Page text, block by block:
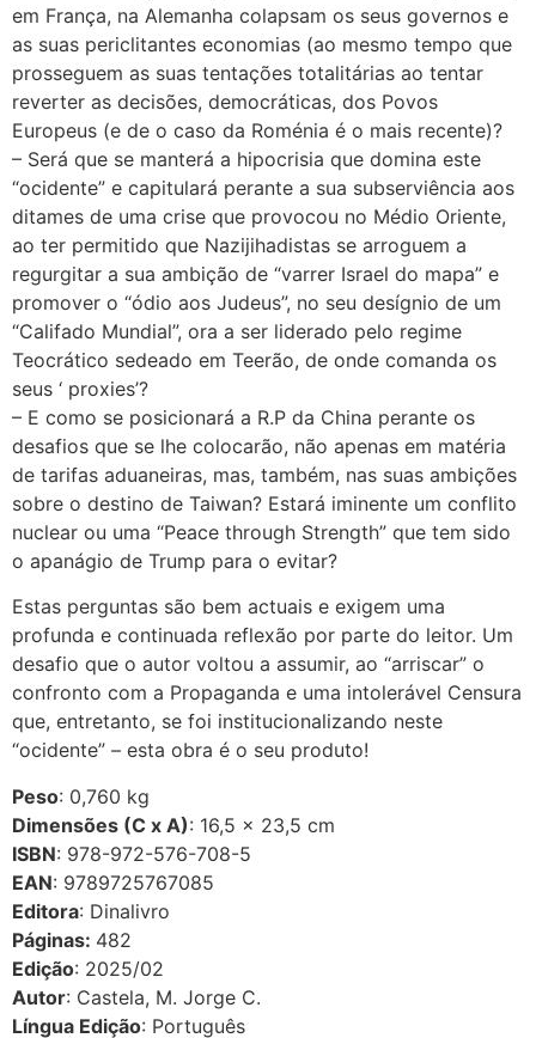
em França, na Alemanha colapsam os seus governos e
as suas periclitantes economias (ao mesmo tempo que
prosseguem as suas tentações totalitárias ao tentar
reverter as decisões, democráticas, dos Povos
Europeus (e de o caso da Roménia é o mais recente)?
– Será que se manterá a hipocrisia que domina este
“ocidente” e capitulará perante a sua subserviência aos
ditames de uma crise que provocou no Médio Oriente,
ao ter permitido que Nazijihadistas se arroguem a
regurgitar a sua ambição de “varrer Israel do mapa” e
promover o “ódio aos Judeus”, no seu desígnio de um
“Califado Mundial”, ora a ser liderado pelo regime
Teocrático sedeado em Teerão, de onde comanda os
seus ‘ proxies’?
– E como se posicionará a R.P da China perante os
desafios que se lhe colocarão, não apenas em matéria
de tarifas aduaneiras, mas, também, nas suas ambições
sobre o destino de Taiwan? Estará iminente um conflito
nuclear ou uma “Peace through Strength” que tem sido
o apanágio de Trump para o evitar?
Estas perguntas são bem actuais e exigem uma
profunda e continuada reflexão por parte do leitor. Um
desafio que o autor voltou a assumir, ao “arriscar” o
confronto com a Propaganda e uma intolerável Censura
que, entretanto, se foi institucionalizando neste
“ocidente” – esta obra é o seu produto!
Peso: 0,760 kg
Dimensões (C x A): 16,5 × 23,5 cm
ISBN: 978-972-576-708-5
EAN: 9789725767085
Editora: Dinalivro
Páginas: 482
Edição: 2025/02
Autor: Castela, M. Jorge C.
Língua Edição: Português